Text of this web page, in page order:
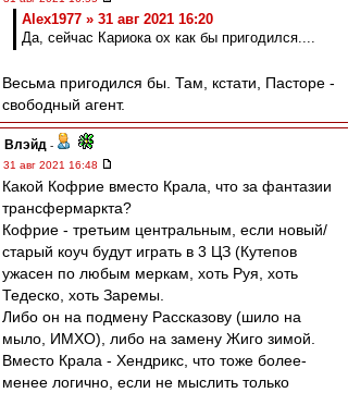
Alex1977 » 31 авг 2021 16:20
Да, сейчас Кариока ох как бы пригодился....
Весьма пригодился бы. Там, кстати, Пасторе -
свободный агент.
Влэйд -
31 авг 2021 16:48
Какой Кофрие вместо Крала, что за фантазии
трансфермаркта?
Кофрие - третьим центральным, если новый/
старый коуч будут играть в 3 ЦЗ (Кутепов
ужасен по любым меркам, хоть Руя, хоть
Тедеско, хоть Заремы.
Либо он на подмену Рассказову (шило на
мыло, ИМХО), либо на замену Жиго зимой.
Вместо Крала - Хендрикс, что тоже более-
менее логично, если не мыслить только